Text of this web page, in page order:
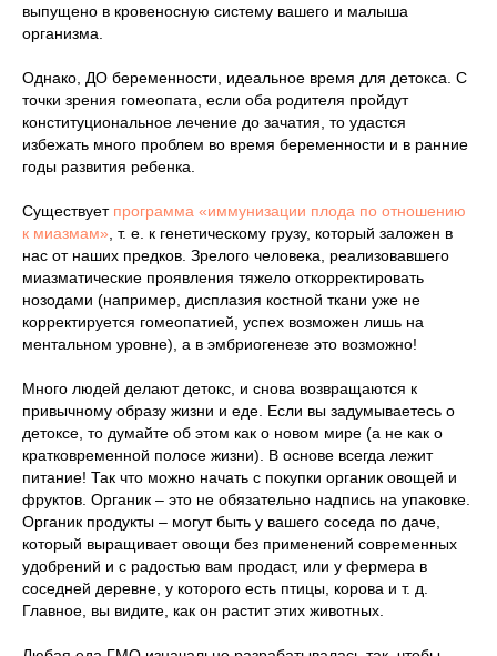
выпущено в кровеносную систему вашего и малыша
организма.
Однако, ДО беременности, идеальное время для детокса. С
точки зрения гомеопата, если оба родителя пройдут
конституциональное лечение до зачатия, то удастся
избежать много проблем во время беременности и в ранние
годы развития ребенка.
Существует программа «иммунизации плода по отношению
к миазмам» , т. е. к генетическому грузу, который заложен в
нас от наших предков. Зрелого человека, реализовавшего
миазматические проявления тяжело откорректировать
нозодами (например, дисплазия костной ткани уже не
корректируется гомеопатией, успех возможен лишь на
ментальном уровне), а в эмбриогенезе это возможно!
Много людей делают детокс, и снова возвращаются к
привычному образу жизни и еде. Если вы задумываетесь о
детоксе, то думайте об этом как о новом мире (а не как о
кратковременной полосе жизни). В основе всегда лежит
питание! Так что можно начать с покупки органик овощей и
фруктов. Органик – это не обязательно надпись на упаковке.
Органик продукты – могут быть у вашего соседа по даче,
который выращивает овощи без применений современных
удобрений и с радостью вам продаст, или у фермера в
соседней деревне, у которого есть птицы, корова и т. д.
Главное, вы видите, как он растит этих животных.